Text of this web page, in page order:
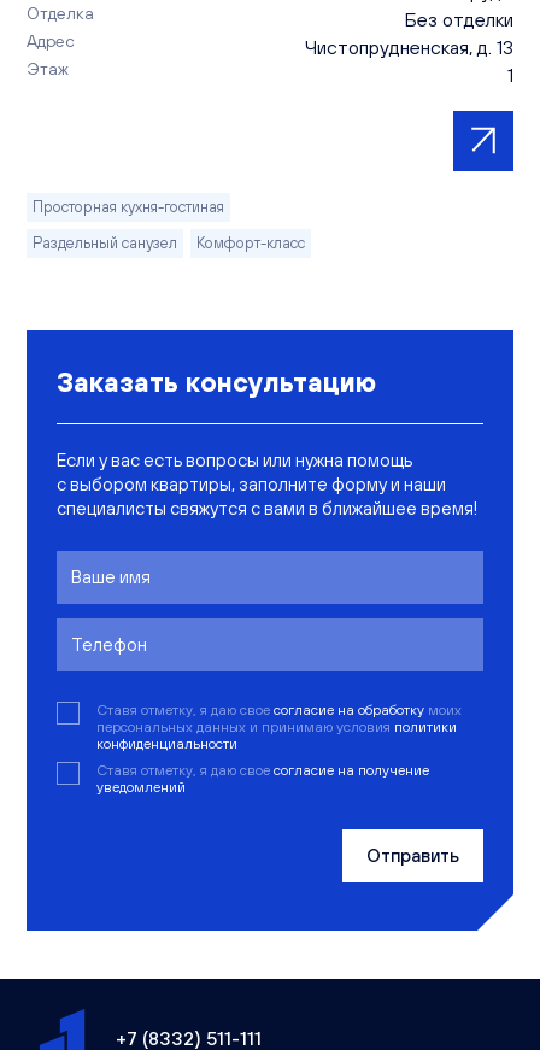
Отделка Без отделки
Адрес Чистопрудненская, д. 13
Этаж 1
Просторная кухня-гостиная
Раздельный санузел
Комфорт-класс
Заказать консультацию
Если у вас есть вопросы или нужна помощь
с выбором квартиры, заполните форму и наши
специалисты свяжутся с вами в ближайшее время!
Ставя отметку, я даю свое согласие на обработку моих
персональных данных и принимаю условия политики
конфиденциальности
Ставя отметку, я даю свое согласие на получение
уведомлений
Отправить
+7 (8332) 511-111